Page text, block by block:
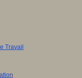
Travail